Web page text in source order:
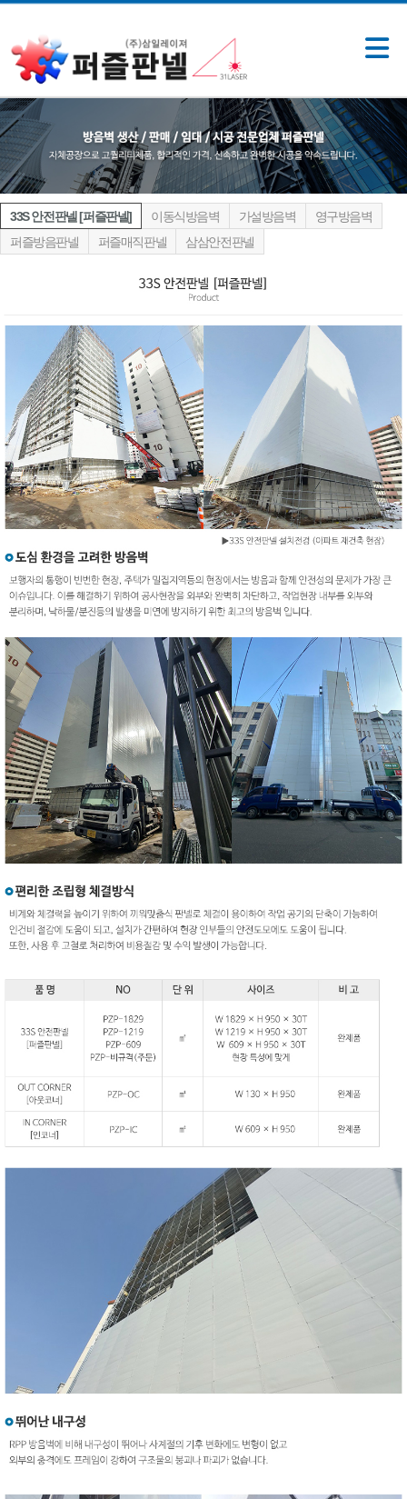
33S 안전판넬 [퍼즐판넬] 이동식방음벽 가설방음벽
영구방음벽
퍼즐방음판넬
퍼즐매직판넬 삼삼안전판넬